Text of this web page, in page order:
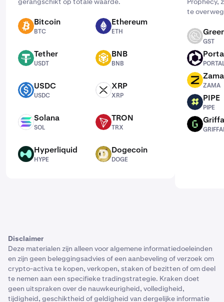
BTC Bitcoin
BTC
ETH Ethereum
ETH
USDT Tether
USDT
BNB BNB
BNB
USDC USDC
USDC
XRP XRP
XRP
SOL Solana
SOL
TRX TRON
TRX
HYPE Hyperliquid
HYPE
DOGE Dogecoin
DOGE
te
GST
GST
PORTAL
ZAMA Zama
ZAMA
PIPE PIPE
PIPE
GRIFFAIN
Disclaimer
Deze materialen zijn alleen voor algemene informatiedoeleinden
en zijn geen beleggingsadvies of een aanbeveling of verzoek om
crypto-activa te kopen, verkopen, staken of bezitten of om deel
te nemen aan een specifieke tradingstrategie. Kraken doet
geen uitspraken over de nauwkeurigheid, volledigheid,
tijdigheid, geschiktheid of geldigheid van dergelijke informatie